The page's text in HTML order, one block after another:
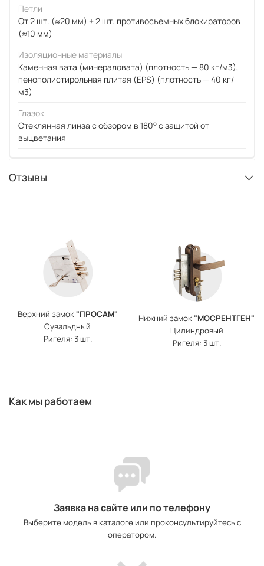
Петли
От 2 шт. (≈20 мм) + 2 шт. противосъемных блокираторов
(≈10 мм)
Изоляционные материалы
Каменная вата (минераловата) (плотность — 80 кг/м3),
пенополистирольная плитая (EPS) (плотность — 40 кг/
м3)
Глазок
Стеклянная линза с обзором в 180° с защитой от
выцветания
Отзывы
Верхний замок"ПРОСАМ"
Сувальдный
Ригеля: 3 шт.
Нижний замок"МОСРЕНТГЕН"
Цилиндровый
Ригеля: 3 шт.
Как мы работаем
Заявка на сайте или по телефону
Выберите модель в каталоге или проконсультируйтесь с
оператором.